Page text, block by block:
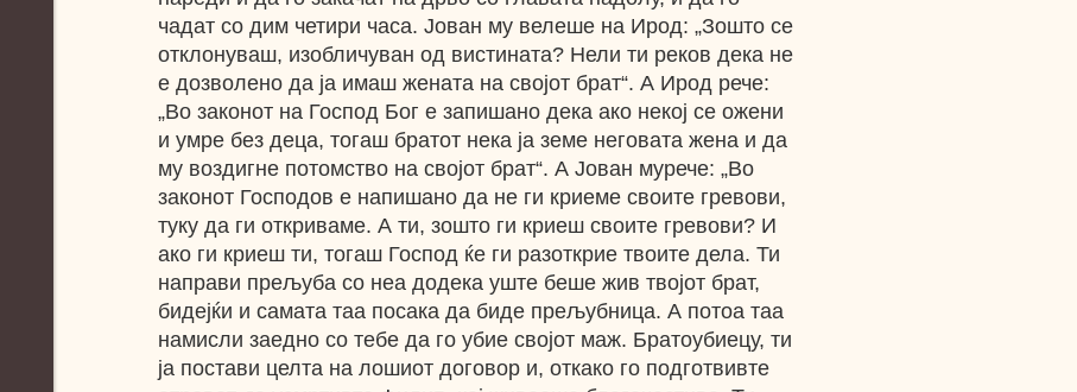
чадат со дим четири часа. Јован му велеше на Ирод: „Зошто се
отклонуваш, изобличуван од вистината? Нели ти реков дека не
е дозволено да ја имаш жената на својот брат“. А Ирод рече:
„Во законот на Господ Бог е запишано дека ако некој се ожени
и умре без деца, тогаш братот нека ја земе неговата жена и да
му воздигне потомство на својот брат“. А Јован мурече: „Во
законот Господов е напишано да не ги криеме своите гревови,
туку да ги откриваме. А ти, зошто ги криеш своите гревови? И
ако ги криеш ти, тогаш Господ ќе ги разоткрие твоите дела. Ти
направи прељуба со неа додека уште беше жив твојот брат,
бидејќи и самата таа посака да биде прељубница. А потоа таа
намисли заедно со тебе да го убие својот маж. Братоубиецу, ти
ја постави целта на лошиот договор и, откако го подготвивте